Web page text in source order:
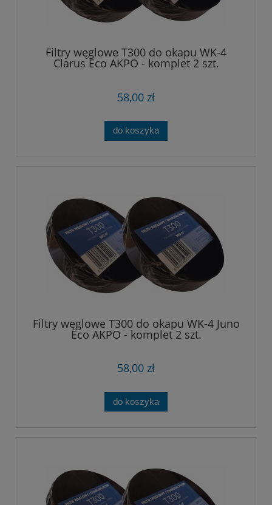
Filtry węglowe T300 do okapu WK-4
Clarus Eco AKPO - komplet 2 szt.
58,00 zł
do koszyka
Filtry węglowe T300 do okapu WK-4 Juno
Eco AKPO - komplet 2 szt.
58,00 zł
do koszyka